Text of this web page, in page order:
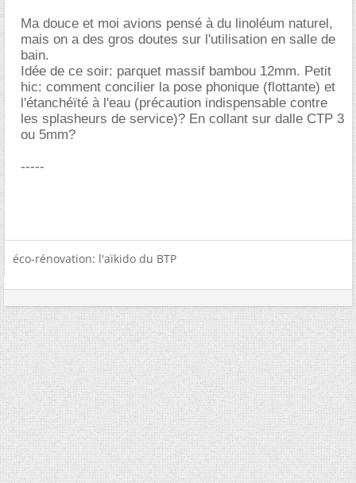
Ma douce et moi avions pensé à du linoléum naturel,
mais on a des gros doutes sur l'utilisation en salle de
bain.
Idée de ce soir: parquet massif bambou 12mm. Petit
hic: comment concilier la pose phonique (flottante) et
l'étanchéïté à l'eau (précaution indispensable contre
les splasheurs de service)? En collant sur dalle CTP 3
ou 5mm?
-----
éco-rénovation: l'aïkido du BTP